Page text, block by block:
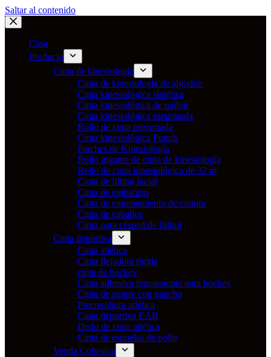
Saltar al contenido
Casa
Producto
Cinta de kinesiología
Cinta de kinesiología de algodón
Cinta kinesiológica sintética
Cinta kinesiológica de nailon
Cinta kinesiológica estampada
Rollo de cinta precortada
Cinta kinesiológica Punch
Parches de Kinesiología
Rollo gigante de cinta de kinesiología
Rollo de cinta kinesiológica de 32 m
Cinta de lifting facial
Cinta de embarazo
Cinta de entrenamiento de cintura
Cinta de caballos
Cinta para césped de fútbol
Cinta deportiva
Cinta atlética
Cinta flejadora rígida
cinta de hockey
Cinta adhesiva transparente para hockey
Cinta de agarre con gancho
Preenvoltura atlética
Cinta deportiva EAB
Dedo de cinta atlética
Cinta de espuelas de pollo
Venda Cohesiva